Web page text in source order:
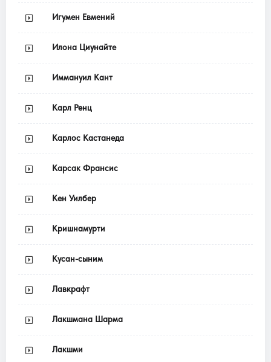
Игумен Евмений
Илона Циунайте
Иммануил Кант
Карл Ренц
Карлос Кастанеда
Карсак Франсис
Кен Уилбер
Кришнамурти
Кусан-сыним
Лавкрафт
Лакшмана Шарма
Лакшми